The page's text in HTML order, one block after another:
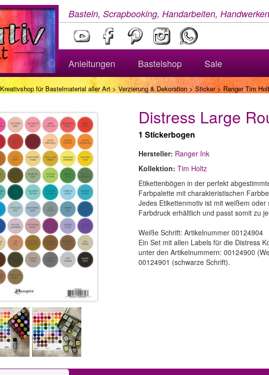
Basteln, Scrapbooking, Handarbeiten,
Anleitungen Bastelshop Sale
Kreativshop für Bastelmaterial aller Art> Verzierung & Dekoration>Sticker> Ranger Tim
Distress Large
1 Stickerbogen
Hersteller: Ranger Ink
Kollektion: Tim Holtz
Etikettenbögen in der perfekt
Farbpalette mit charakteristischen
Jedes Etikettenmotiv ist mit weißem oder
Farbdruck erhältlich und passt somit zu
Weiße Schrift: Artikelnummer 00124904
Ein Set mit allen Labels für die Distress
unter den Artikelnummern: 00124900
00124901 (schwarze Schrift).